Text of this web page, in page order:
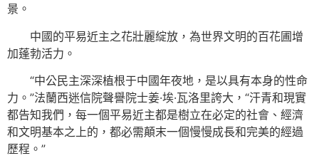
景。
中國的平易近主之花壯麗綻放，為世界文明的百花圃增
加蓬勃活力。
“中公民主深深植根于中國年夜地，是以具有本身的性命
力。”法蘭西迷信院聲譽院士姜·埃·瓦洛里誇大，“汗青和現實
都告知我們，每一個平易近主都是樹立在必定的社會、經濟
和文明基本之上的，都必需顛末一個慢慢成長和完美的經過
歷程。”